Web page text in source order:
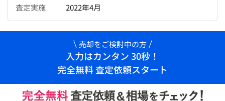
査定実施
2022年4月
売却をご検討中の方
入力はカンタン 30秒！
完全無料 査定依頼スタート